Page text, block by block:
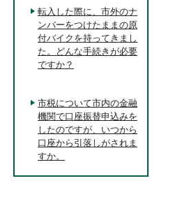
転入した際に、市外のナ
ンバーをつけたままの原
付バイクを持ってきまし
た。どんな手続きが必要
ですか？
市税について市内の金融
機関で口座振替申込みを
したのですが、いつから
口座から引落しがされま
すか。